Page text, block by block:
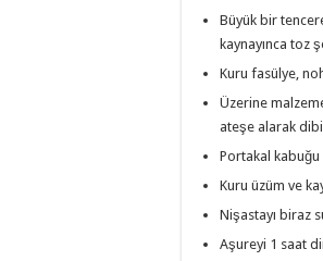
Büyük bir
kaynayınca toz
Kuru fasülye,
Üzerine
ateşe alarak
Portakal kabuğu
Kuru üzüm ve
Nişastayı biraz
Aşureyi 1 saat